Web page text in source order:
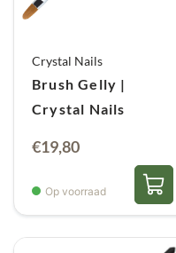
Crystal Nails
Brush Gelly |
Crystal Nails
€19,80
Op voorraad